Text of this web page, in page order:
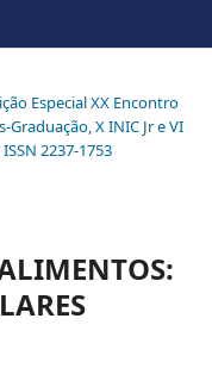
Especial XX Encontro
X INIC Jr e VI
2237-1753